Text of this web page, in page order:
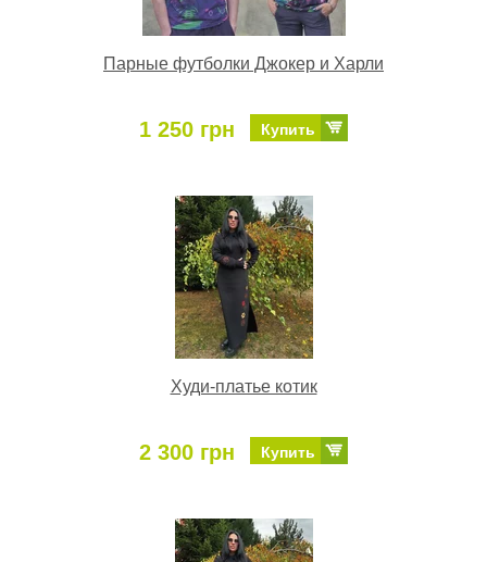
Парные футболки Джокер и Харли
1 250 грн Купить
Худи-платье котик
2 300 грн Купить